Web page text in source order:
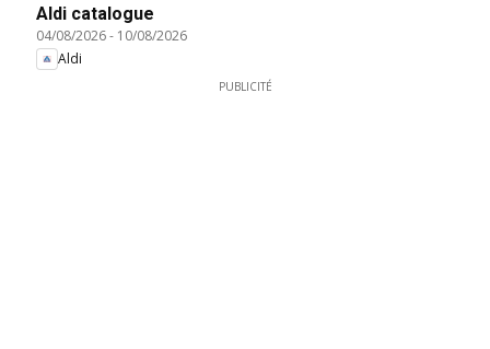
Aldi catalogue
04/08/2026- 10/08/2026
Aldi
PUBLICITÉ